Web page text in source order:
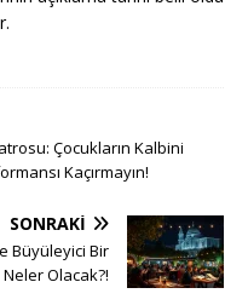
Çocukların Kalbini
Kaçırmayın!
SONRAKI
Büyüleyici Bir
Olacak?!